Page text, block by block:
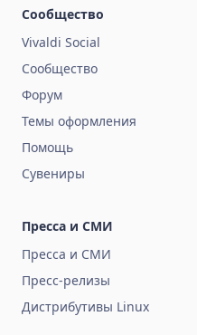
Сообщество
Vivaldi Social
Сообщество
Форум
Темы оформления
Помощь
Сувениры
Пресса и СМИ
Пресса и СМИ
Пресс-релизы
Дистрибутивы Linux